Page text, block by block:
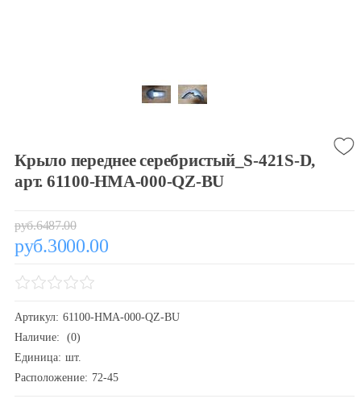
Крыло переднее серебристый_S-421S-D,
арт. 61100-HMA-000-QZ-BU
руб.6487.00
руб.3000.00
Артикул: 61100-HMA-000-QZ-BU
Наличие:
(0)
Единица: шт.
Расположение: 72-45